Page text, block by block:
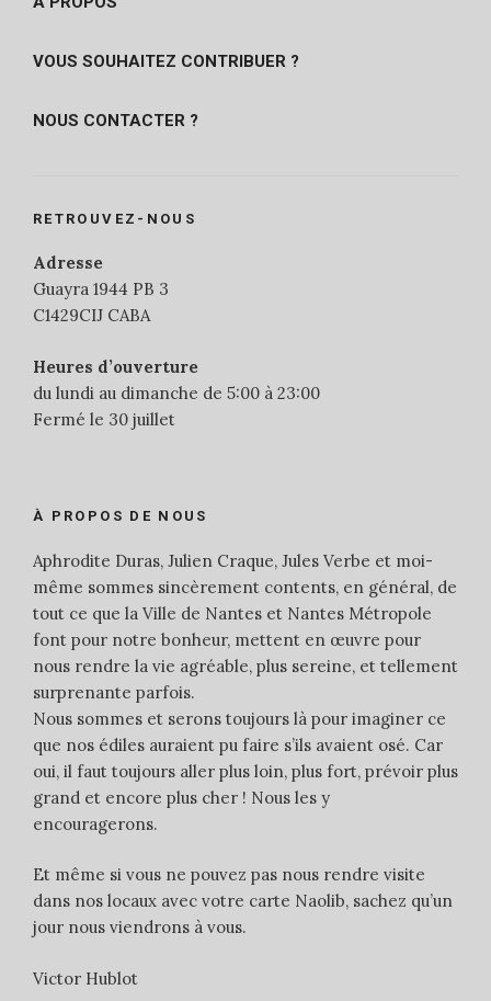
VOUS SOUHAITEZ CONTRIBUER ?
NOUS CONTACTER ?
RETROUVEZ-NOUS
Adresse
Guayra 1944 PB 3
C1429CIJ CABA
Heures d’ouverture
du lundi au dimanche de 5:00 à 23:00
Fermé le 30 juillet
À PROPOS DE NOUS
Aphrodite Duras, Julien Craque, Jules Verbe et moi-
même sommes sincèrement contents, en général, de
tout ce que la Ville de Nantes et Nantes Métropole
font pour notre bonheur, mettent en œuvre pour
nous rendre la vie agréable, plus sereine, et tellement
surprenante parfois.
Nous sommes et serons toujours là pour imaginer ce
que nos édiles auraient pu faire s’ils avaient osé. Car
oui, il faut toujours aller plus loin, plus fort, prévoir plus
grand et encore plus cher ! Nous les y
encouragerons.
Et même si vous ne pouvez pas nous rendre visite
dans nos locaux avec votre carte Naolib, sachez qu’un
jour nous viendrons à vous.
Victor Hublot